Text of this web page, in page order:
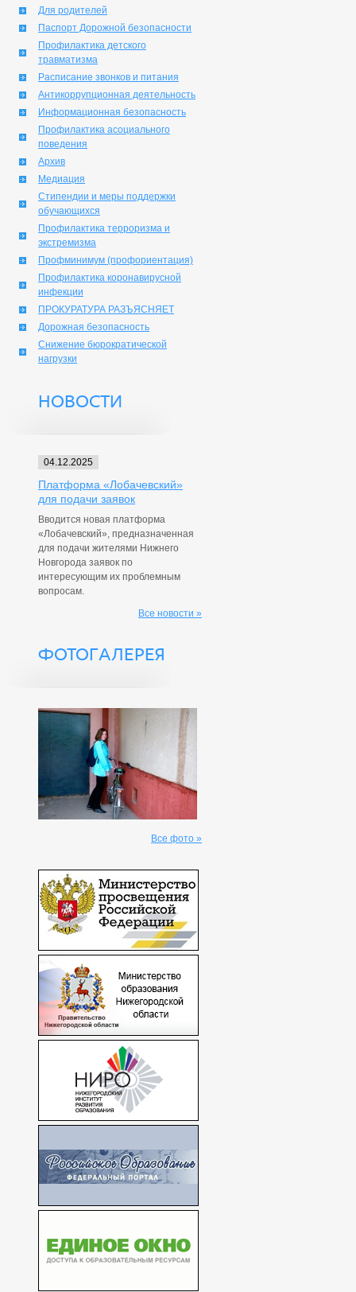
Для родителей
Паспорт Дорожной безопасности
Профилактика детского
травматизма
Расписание звонков и питания
Антикоррупционная деятельность
Информационная безопасность
Профилактика асоциального
поведения
Архив
Медиация
Стипендии и меры поддержки
обучающихся
Профилактика терроризма и
экстремизма
Профминимум (профориентация)
Профилактика коронавирусной
инфекции
ПРОКУРАТУРА РАЗЪЯСНЯЕТ
Дорожная безопасность
Снижение бюрократической
нагрузки
НОВОСТИ
04.12.2025
Платформа «Лобачевский»
для подачи заявок
Вводится новая платформа
«Лобачевский», предназначенная
для подачи жителями Нижнего
Новгорода заявок по
интересующим их проблемным
вопросам.
Все новости »
ФОТОГАЛЕРЕЯ
Все фото »